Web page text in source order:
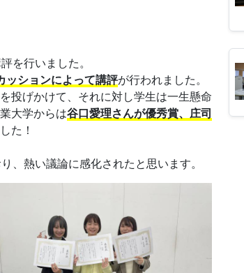
を行いました。
ッションによって講評が行われました。
投げかけて、それに対し学生は一生懸命
大学からは谷口愛理さんが優秀賞、庄司
た！
、熱い議論に感化されたと思います。